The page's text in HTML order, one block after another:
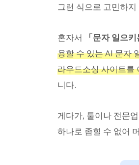
그런 식으로 고민하지
혼자서 「문자 일으
용할 수 있는 AI 문자
라우드소싱 사이트를
니다.
게다가, 툴이나 전문
하나로 좁힐 수 없어